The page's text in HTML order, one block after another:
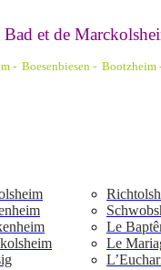
et de
- Boesenbiesen -
Le
Le